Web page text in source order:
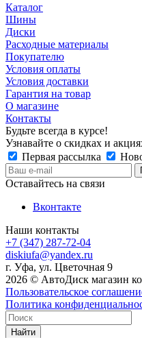
Каталог
Шины
Диски
Расходные материалы
Покупателю
Условия оплаты
Условия доставки
Гарантия на товар
О магазине
Контакты
Будьте всегда в курсе!
Узнавайте о скидках и
Первая рассылка
Оставайтесь на связи
Вконтакте
Наши контакты
+7 (347) 287-72-04
diskiufa@yandex.ru
г. Уфа, ул. Цветочная 9
2026 © АвтоДиск магазин
Пользовательское
Политика
Найти